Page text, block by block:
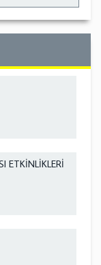
ETKİNLİKLERİ